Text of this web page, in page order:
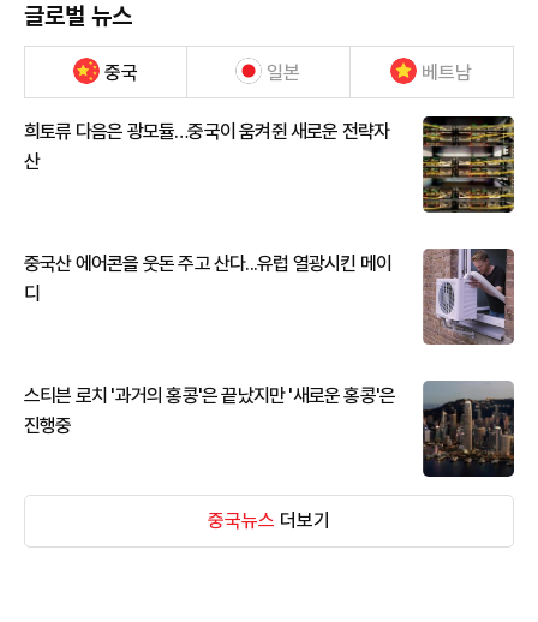
글로벌 뉴스
중국 일본 베트남
희토류 다음은 광모듈…중국이 움켜쥔 새로운 전략자
산
중국산 에어콘을 웃돈 주고 산다...유럽 열광시킨 메이
디
스티븐 로치 '과거의 홍콩'은 끝났지만 '새로운 홍콩'은
진행중
중국뉴스 더보기